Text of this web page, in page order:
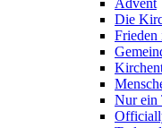
Advent
Die
Frieden
Nur ein